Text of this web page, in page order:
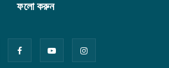
ফলো করুন